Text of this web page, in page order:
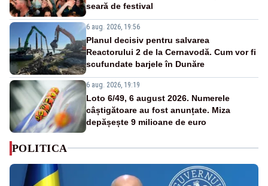
seară de festival
6 aug. 2026, 19:56
Planul decisiv pentru salvarea
Reactorului 2 de la Cernavodă. Cum vor fi
scufundate barjele în Dunăre
6 aug. 2026, 19:19
Loto 6/49, 6 august 2026. Numerele
câștigătoare au fost anunțate. Miza
depășește 9 milioane de euro
POLITICA